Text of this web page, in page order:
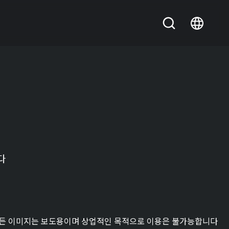
이미지는 보도용이며 상업적인 목적으로 이용은 불가능합니다